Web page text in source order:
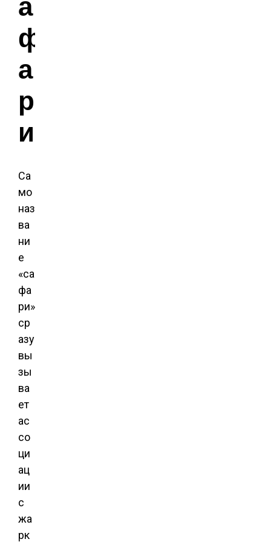
ф
а
р
и
Са
мо
наз
ва
ни
е
«са
фа
ри»
ср
азу
вы
зы
ва
ет
ас
со
ци
ац
ии
с
жа
рк